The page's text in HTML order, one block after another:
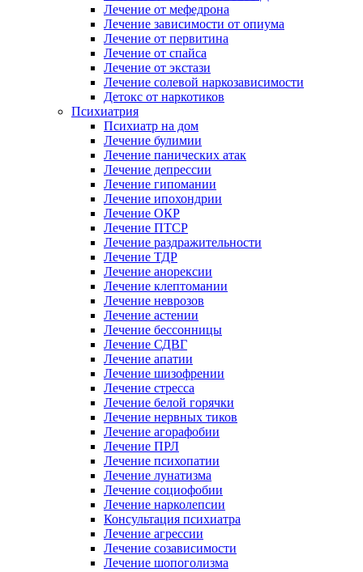
Лечение от мефедрона
Лечение зависимости от опиума
Лечение от первитина
Лечение от спайса
Лечение от экстази
Лечение солевой наркозависимости
Детокс от наркотиков
Психиатрия
Психиатр на дом
Лечение булимии
Лечение панических атак
Лечение депрессии
Лечение гипомании
Лечение ипохондрии
Лечение ОКР
Лечение ПТСР
Лечение раздражительности
Лечение ТДР
Лечение анорексии
Лечение клептомании
Лечение неврозов
Лечение астении
Лечение бессонницы
Лечение СДВГ
Лечение апатии
Лечение шизофрении
Лечение стресса
Лечение белой горячки
Лечение нервных тиков
Лечение агорафобии
Лечение ПРЛ
Лечение психопатии
Лечение лунатизма
Лечение социофобии
Лечение нарколепсии
Консультация психиатра
Лечение агрессии
Лечение созависимости
Лечение шопоголизма